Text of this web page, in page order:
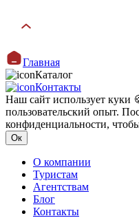
Главная
Каталог
Контакты
Наш сайт использует куки
пользовательский опыт.
конфиденциальности,
Ок
О компании
Туристам
Агентствам
Блог
Контакты